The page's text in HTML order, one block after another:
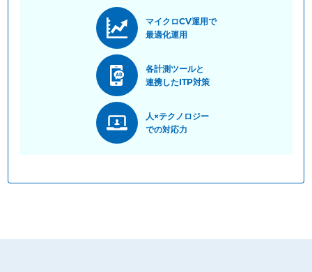
マイクロCV運用で
最適化運用
各計測ツールと
連携したITP対策
人×テクノロジー
での対応力